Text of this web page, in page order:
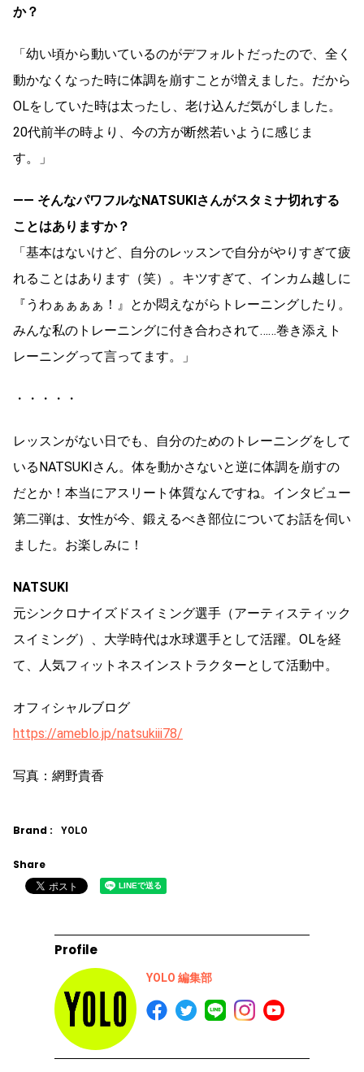
か？
「幼い頃から動いているのがデフォルトだったので、全く
動かなくなった時に体調を崩すことが増えました。だから
OLをしていた時は太ったし、老け込んだ気がしました。
20代前半の時より、今の方が断然若いように感じま
す。」
―― そんなパワフルなNATSUKIさんがスタミナ切れする
ことはありますか？
「基本はないけど、自分のレッスンで自分がやりすぎて疲
れることはあります（笑）。キツすぎて、インカム越しに
『うわぁぁぁぁ！』とか悶えながらトレーニングしたり。
みんな私のトレーニングに付き合わされて……巻き添えト
レーニングって言ってます。」
・・・・・
レッスンがない日でも、自分のためのトレーニングをして
いるNATSUKIさん。体を動かさないと逆に体調を崩すの
だとか！本当にアスリート体質なんですね。インタビュー
第二弾は、女性が今、鍛えるべき部位についてお話を伺い
ました。お楽しみに！
NATSUKI
元シンクロナイズドスイミング選手（アーティスティック
スイミング）、大学時代は水球選手として活躍。OLを経
て、人気フィットネスインストラクターとして活動中。
オフィシャルブログ
https://ameblo.jp/natsukiii78/
写真：網野貴香
Brand : YOLO
Share
Profile
YOLO 編集部